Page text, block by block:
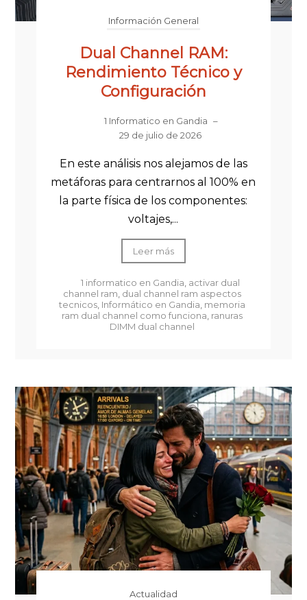
Información General
Dual Channel RAM:
Rendimiento Técnico y
Configuración
1 Informatico en Gandia –
29 de julio de 2026
En este análisis nos alejamos de las
metáforas para centrarnos al 100% en
la parte física de los componentes:
voltajes,...
Leer más
1 informatico en Gandia, activar dual
channel ram, dual channel ram aspectos
tecnicos, Informático en Gandia, memoria
ram dual channel como funciona, ranuras
DIMM dual channel
Actualidad